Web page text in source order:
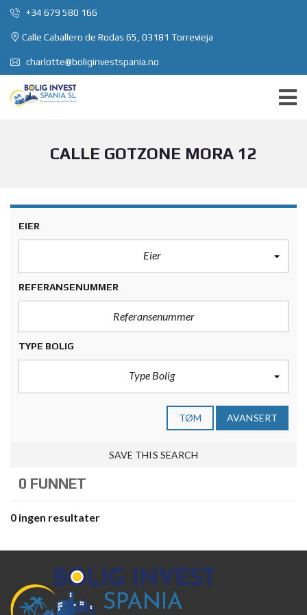
+34 679 580 166
Calle Caballero de Rodas 65, 03181 Torrevieja
charlotte@boliginvestspania.no
CALLE GOTZONE MORA 12
EIER
Eier
REFERANSENUMMER
TYPE BOLIG
Type Bolig
TØM AVANSERT
SAVE THIS SEARCH
0 FUNNET
0 ingen resultater